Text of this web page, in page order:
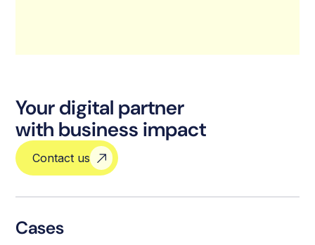
Your digital partner
with business impact
Contact us
Cases